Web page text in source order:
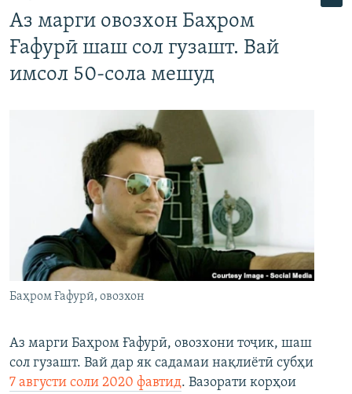
Аз марги овозхон Баҳром
Ғафурӣ шаш сол гузашт. Вай
имсол 50-сола мешуд
Баҳром Ғафурӣ, овозхон
Аз марги Баҳром Ғафурӣ, овозхони тоҷик, шаш
сол гузашт. Вай дар як садамаи нақлиётӣ субҳи
7 августи соли 2020 фавтид. Вазорати корҳои